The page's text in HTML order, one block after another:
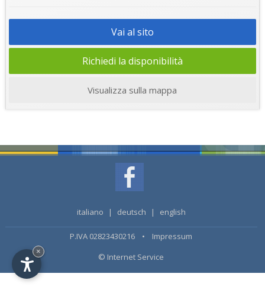
Vai al sito
Richiedi la disponibilità
Visualizza sulla mappa
italiano | deutsch | english
P.IVA 02823430216 • Impressum
© Internet Service
×